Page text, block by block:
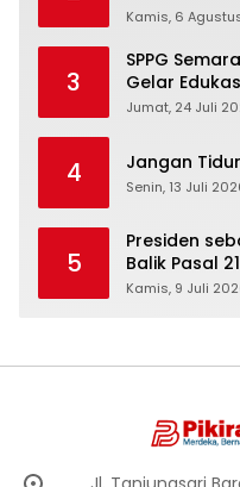
Rembang
Kamis, 6
3
SPPG
Gelar
Peringati
Jumat, 24 Juli
4 Jangan
Senin, 13 Juli
5
Presiden
Balik Pasal
Kamis, 9 Juli